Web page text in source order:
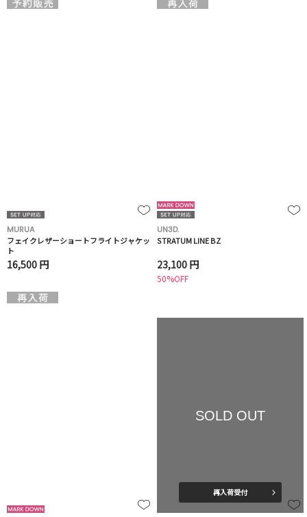
MURUA
フェイクレザーショートフライトジャケッ
ト
16,500 円
UN3D.
STRATUM LINE BZ
23,100 円
50%OFF
SOLD OUT
再入荷受付